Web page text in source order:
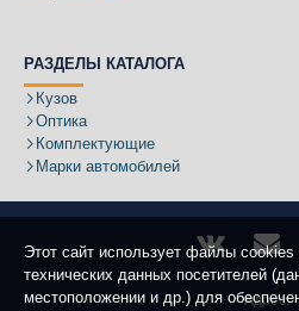
РАЗДЕЛЫ КАТАЛОГА
Кузов
Оптика
Комплектующие
Марки автомобилей
Адрес:
Этот сайт использует файлы
технических данных посетителей
местоположении и др.) для